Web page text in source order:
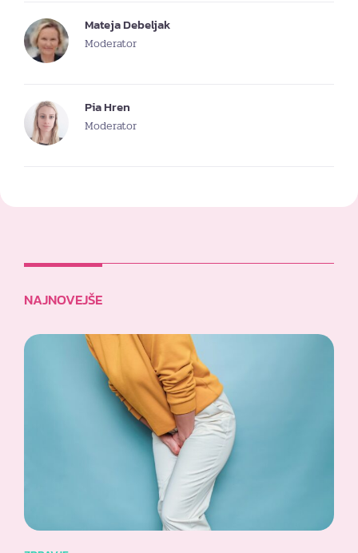
Mateja Debeljak
Moderator
Pia Hren
Moderator
NAJNOVEJŠE